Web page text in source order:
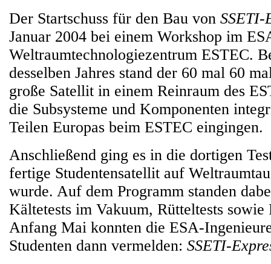
Der Startschuss für den Bau von SSETI-
Januar 2004 bei einem Workshop im
Weltraumtechnologiezentrum ESTEC.
desselben Jahres stand der 60 mal 60
große Satellit in einem Reinraum des
die Subsysteme und Komponenten
Teilen Europas beim ESTEC eingingen.
Anschließend ging es in die dortigen
fertige Studentensatellit auf
wurde. Auf dem Programm standen
Kältetests im Vakuum, Rütteltests sowie
Anfang Mai konnten die ESA-
Studenten dann vermelden: SSETI-